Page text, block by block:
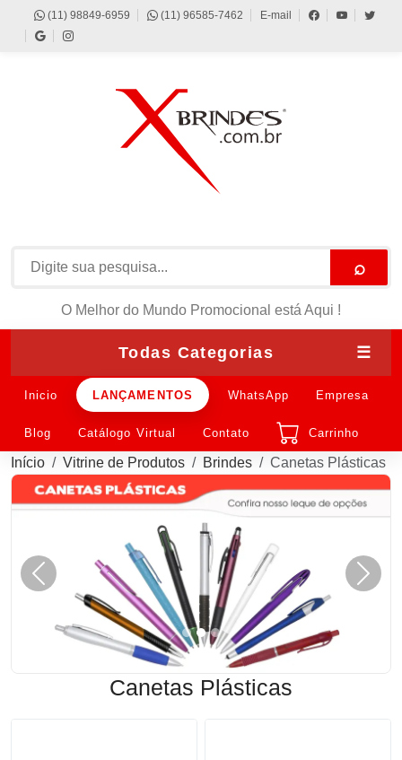
(11) 98849-6959 (11) 96585-7462 E-mail
⌕
O Melhor do Mundo Promocional está Aqui !
Todas Categorias ☰
Inicio LANÇAMENTOS WhatsApp Empresa
Blog Catálogo Virtual Contato Carrinho
Início Vitrine de Produtos Brindes Canetas Plásticas
Anterior
Canetas Plásticas